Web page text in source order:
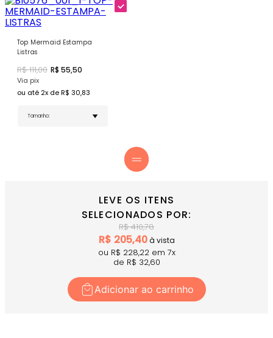
Estampa Listras Clássica - Padrão atemporal preto
e branco que transmite elegância náutica.
feminilidade sem comprometer o conforto.
Tag Dourada da Marca - Selo de autenticidade e
ATENÇÃO!A estampa está posicionada nas peças de
forma variada, tornando cada item único.
náutica com sofisticação clássica para seu estilo único!
Top Mermaid Estampa
Listras
R$111,00 R$ 55,50
Via pix
ou até 2x de R$ 30,83
LEVE OS ITENS
SELECIONADOS POR:
R$410,78
R$ 205,40à vista
ou R$ 228,22em 7x
de R$ 32,60
Adicionar ao carrinho